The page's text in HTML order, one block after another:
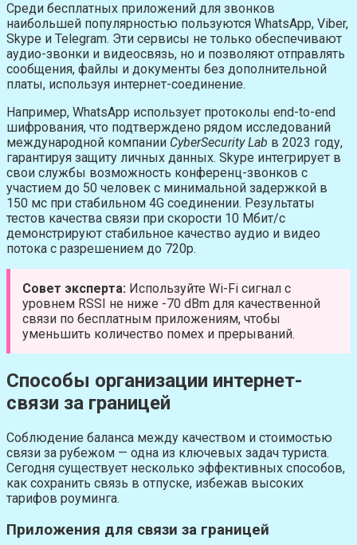
Среди бесплатных приложений для звонков
наибольшей популярностью пользуются WhatsApp, Viber,
Skype и Telegram. Эти сервисы не только обеспечивают
аудио-звонки и видеосвязь, но и позволяют отправлять
сообщения, файлы и документы без дополнительной
платы, используя интернет-соединение.
Например, WhatsApp использует протоколы end-to-end
шифрования, что подтверждено рядом исследований
международной компании CyberSecurity Lab в 2023 году,
гарантируя защиту личных данных. Skype интегрирует в
свои службы возможность конференц-звонков с
участием до 50 человек с минимальной задержкой в
150 мс при стабильном 4G соединении. Результаты
тестов качества связи при скорости 10 Мбит/с
демонстрируют стабильное качество аудио и видео
потока с разрешением до 720p.
Совет эксперта: Используйте Wi-Fi сигнал с
уровнем RSSI не ниже -70 dBm для качественной
связи по бесплатным приложениям, чтобы
уменьшить количество помех и прерываний.
Способы организации интернет-
связи за границей
Соблюдение баланса между качеством и стоимостью
связи за рубежом — одна из ключевых задач туриста.
Сегодня существует несколько эффективных способов,
как сохранить связь в отпуске, избежав высоких
тарифов роуминга.
Приложения для связи за границей